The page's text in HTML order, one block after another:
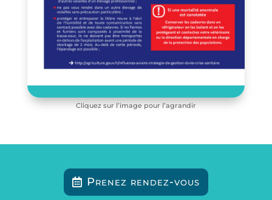
Cliquez sur l’image pour l’agrandir
Prenez rendez-vous